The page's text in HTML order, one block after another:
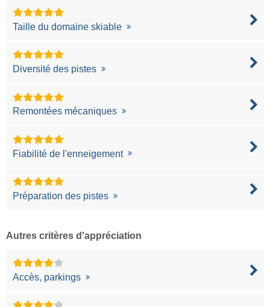
Taille du domaine skiable
Diversité des pistes
Remontées mécaniques
Fiabilité de l'enneigement
Préparation des pistes
Autres critères d'appréciation
Accès, parkings